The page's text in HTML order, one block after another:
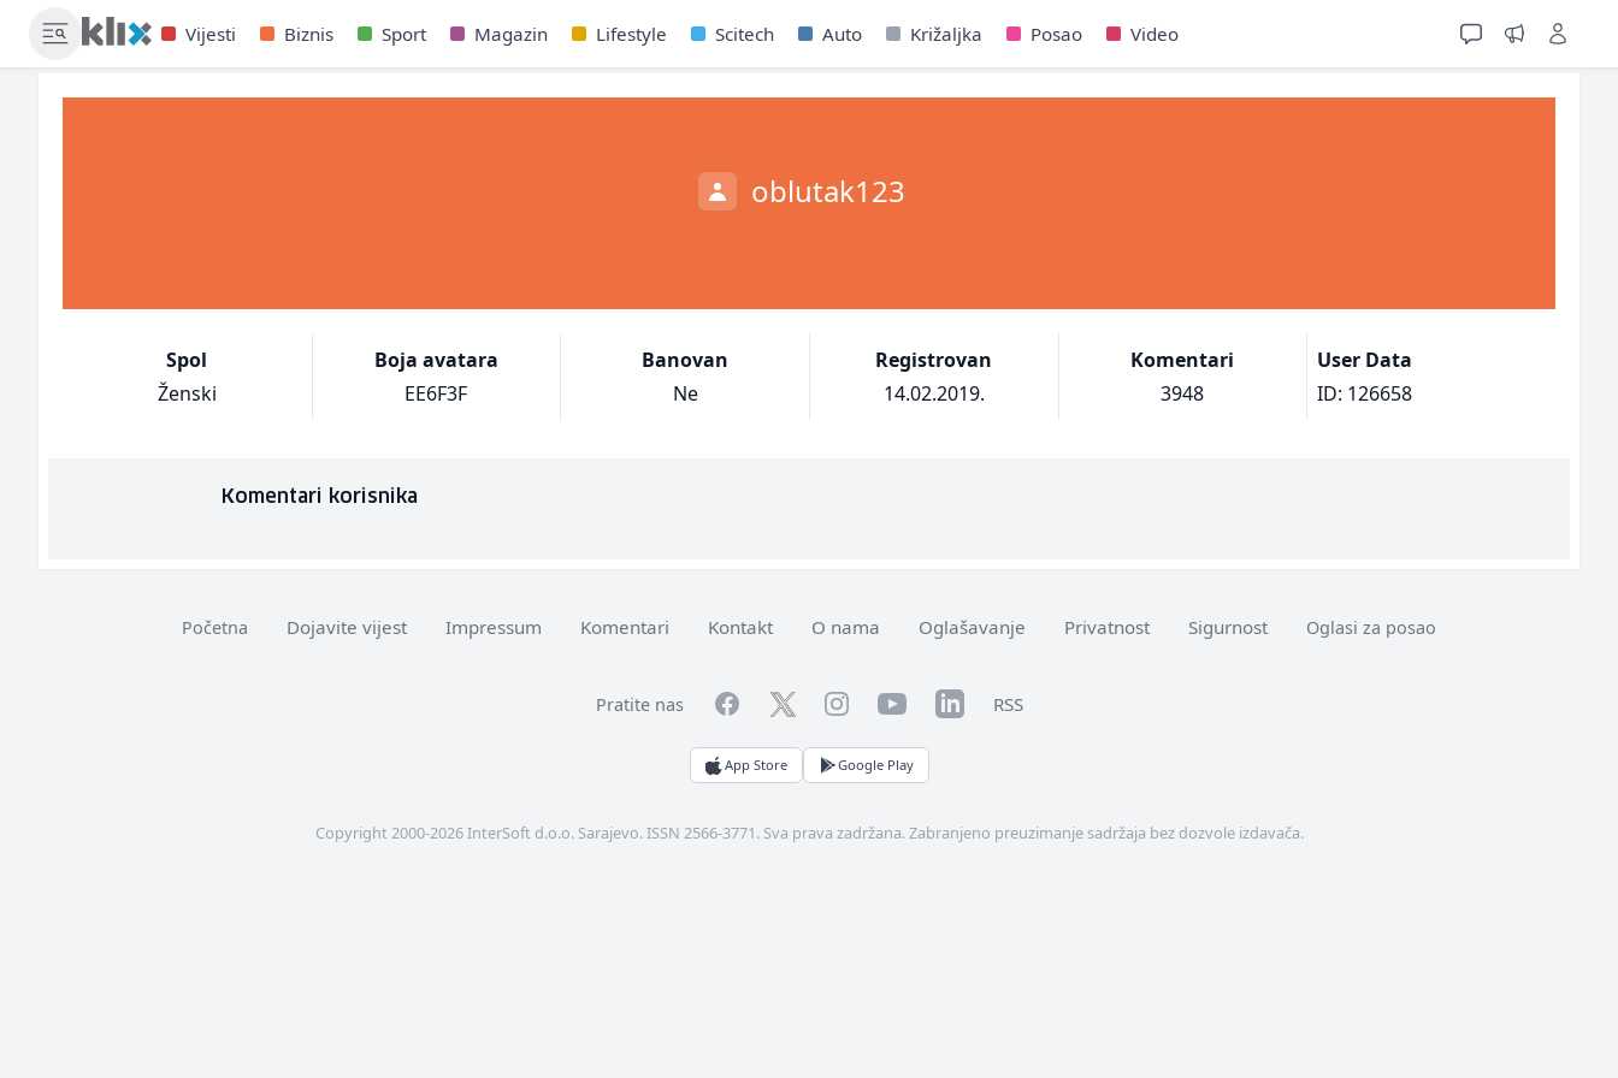
Vijesti Biznis Sport Magazin Lifestyle Scitech Auto Križaljka Posao Video
oblutak123
Spol
Ženski
Boja avatara
EE6F3F
Banovan
Ne
Registrovan
14.02.2019.
Komentari
3948
User Data
ID: 126658
Komentari korisnika
Početna Dojavite vijest Impressum Komentari Kontakt O nama Oglašavanje Privatnost Sigurnost Oglasi za posao
Pratite nas FacebookTwitterInstagramYouTubeLinkedInRSS
App Store Google Play
Copyright 2000-2026 InterSoft d.o.o. Sarajevo. ISSN 2566-3771. Sva prava zadržana. Zabranjeno preuzimanje sadržaja bez dozvole izdavača.